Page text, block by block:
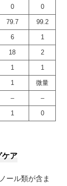
0 0
79.7 99.2
6 1
18 2
1 1
1 微量
– –
1
0
ケア
ール類が含ま